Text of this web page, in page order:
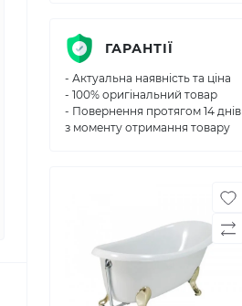
ГАРАНТІЇ
- Актуальна наявність та ціна
- 100% оригінальний товар
- Повернення протягом 14 днів
з моменту отримання товару